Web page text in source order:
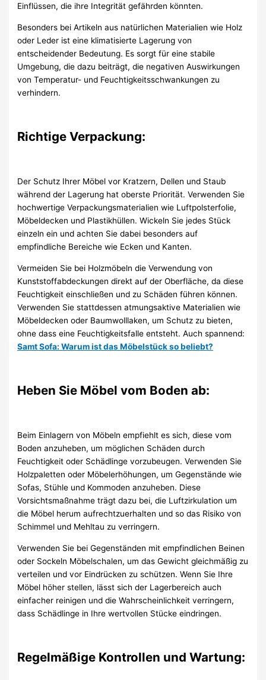
Einflüssen, die ihre Integrität gefährden könnten.
Besonders bei Artikeln aus natürlichen Materialien wie Holz
oder Leder ist eine klimatisierte Lagerung von
entscheidender Bedeutung. Es sorgt für eine stabile
Umgebung, die dazu beiträgt, die negativen Auswirkungen
von Temperatur- und Feuchtigkeitsschwankungen zu
verhindern.
Richtige Verpackung:
Der Schutz Ihrer Möbel vor Kratzern, Dellen und Staub
während der Lagerung hat oberste Priorität. Verwenden Sie
hochwertige Verpackungsmaterialien wie Luftpolsterfolie,
Möbeldecken und Plastikhüllen. Wickeln Sie jedes Stück
einzeln ein und achten Sie dabei besonders auf
empfindliche Bereiche wie Ecken und Kanten.
Vermeiden Sie bei Holzmöbeln die Verwendung von
Kunststoffabdeckungen direkt auf der Oberfläche, da diese
Feuchtigkeit einschließen und zu Schäden führen können.
Verwenden Sie stattdessen atmungsaktive Materialien wie
Möbeldecken oder Baumwolllaken, um Schutz zu bieten,
ohne dass eine Feuchtigkeitsfalle entsteht. Auch spannend:
Samt Sofa: Warum ist das Möbelstück so beliebt?
Heben Sie Möbel vom Boden ab:
Beim Einlagern von Möbeln empfiehlt es sich, diese vom
Boden anzuheben, um möglichen Schäden durch
Feuchtigkeit oder Schädlinge vorzubeugen. Verwenden Sie
Holzpaletten oder Möbelerhöhungen, um Gegenstände wie
Sofas, Stühle und Kommoden anzuheben. Diese
Vorsichtsmaßnahme trägt dazu bei, die Luftzirkulation um
die Möbel herum aufrechtzuerhalten und so das Risiko von
Schimmel und Mehltau zu verringern.
Verwenden Sie bei Gegenständen mit empfindlichen Beinen
oder Sockeln Möbelschalen, um das Gewicht gleichmäßig zu
verteilen und vor Eindrücken zu schützen. Wenn Sie Ihre
Möbel höher stellen, lässt sich der Lagerbereich auch
einfacher reinigen und die Wahrscheinlichkeit verringern,
dass Schädlinge in Ihre wertvollen Stücke eindringen.
Regelmäßige Kontrollen und Wartung: